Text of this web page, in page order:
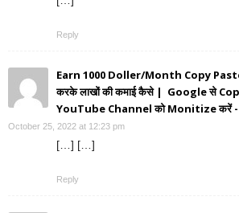
Reply
Earn 1000 Doller/Month Copy
करके लाखों की कमाई कैसे | Google से
YouTube Channel को Monitize करें -
October 25, 2022 at 12:23 pm
[…] […]
Reply